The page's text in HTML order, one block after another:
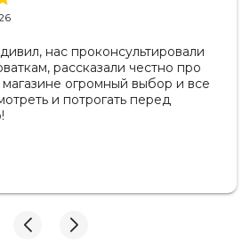
нас проконсультировали
рассказали честно про
огромный выбор и все
и потрогать перед